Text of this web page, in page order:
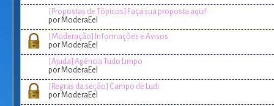
[Propostas de Tópicos] Faça sua proposta aqui!
por ModeraEel
[Moderação] Informações e Avisos
por ModeraEel
[Ajuda] Agência Tudo Limpo
por ModeraEel
[Regras da seção] Campo de Ludi
por ModeraEel